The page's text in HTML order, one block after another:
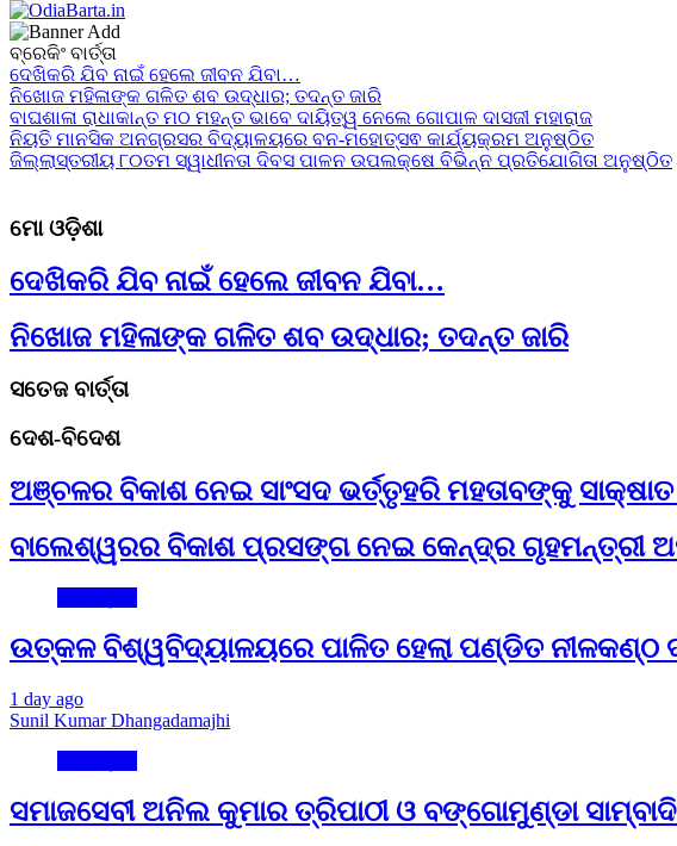
OdiaBarta.in
24x7News&Views
ବ୍ରେକିଂ ବାର୍ତ୍ତା
ଦେଖିକରି ଯିବ ନାଇଁ ହେଲେ ଜୀବନ ଯିବା…
ନିଖୋଜ ମହିଳାଙ୍କ ଗଳିତ ଶବ ଉଦ୍ଧାର; ତଦନ୍ତ ଜାରି
ବାଘଶାଳା ରାଧାକାନ୍ତ ମଠ ମହନ୍ତ ଭାବେ ଦାୟିତ୍ୱ ନେଲେ ଗୋପାଳ ଦାସଜୀ ମହାରାଜ
ନିୟତି ମାନସିକ ଅନଗ୍ରସର ବିଦ୍ୟାଳୟରେ ବନ-ମହୋତ୍ସଵ କାର୍ଯ୍ୟକ୍ରମ ଅନୁଷ୍ଠିତ
ଜିଲ୍ଲାସ୍ତରୀୟ ୮୦ତମ ସ୍ୱାଧୀନତା ଦିବସ ପାଳନ ଉପଲକ୍ଷେ ବିଭିନ୍ନ ପ୍ରତିଯୋଗିତା ଅନୁଷ୍ଠିତ
ମୋ ଓଡ଼ିଶା
ଦେଖିକରି ଯିବ ନାଇଁ ହେଲେ ଜୀବନ ଯିବା…
ନିଖୋଜ ମହିଳାଙ୍କ ଗଳିତ ଶବ ଉଦ୍ଧାର; ତଦନ୍ତ ଜାରି
ସତେଜ ବାର୍ତ୍ତା
ଦେଶ-ବିଦେଶ
ଅଞ୍ଚଳର ବିକାଶ ନେଇ ସାଂସଦ ଭର୍ତ୍ତୃହରି ମହତାବଙ୍କୁ
ବାଲେଶ୍ୱରର ବିକାଶ ପ୍ରସଙ୍ଗ ନେଇ କେନ୍ଦ୍ର ଗୃହମନ୍ତ୍ରୀ
ଉତ୍କଳ ବିଶ୍ୱବିଦ୍ୟାଳୟରେ ପାଳିତ ହେଲା ପଣ୍ଡିତ ନୀଳକଣ୍ଠ
1 day ago
Sunil Kumar Dhangadamajhi
ସମାଜସେବୀ ଅନିଲ କୁମାର ତ୍ରିପାଠୀ ଓ ବଙ୍ଗୋମୁଣ୍ଡା